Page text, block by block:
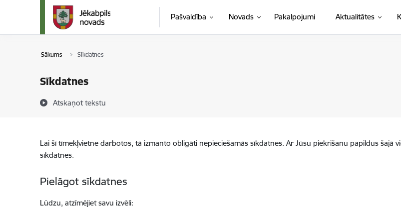
Pāriet uz lapas saturu
Pašvaldība Novads Pakalpojumi Aktualitātes
Sākums Sīkdatnes
Sīkdatnes
Atskaņot tekstu
Lai šī tīmekļvietne darbotos, tā izmanto obligāti nepieciešamās sīkdatnes. Ar Jūsu piekrišanu papildus šajā
sīkdatnes.
Pielāgot sīkdatnes
Lūdzu, atzīmējiet savu izvēli: